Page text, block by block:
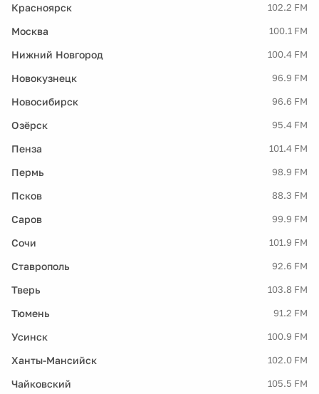
Красноярск 102.2 FM
Москва 100.1 FM
Нижний Новгород 100.4 FM
Новокузнецк 96.9 FM
Новосибирск 96.6 FM
Озёрск 95.4 FM
Пенза 101.4 FM
Пермь 98.9 FM
Псков 88.3 FM
Саров 99.9 FM
Сочи 101.9 FM
Ставрополь 92.6 FM
Тверь 103.8 FM
Тюмень 91.2 FM
Усинск 100.9 FM
Ханты-Мансийск 102.0 FM
Чайковский 105.5 FM